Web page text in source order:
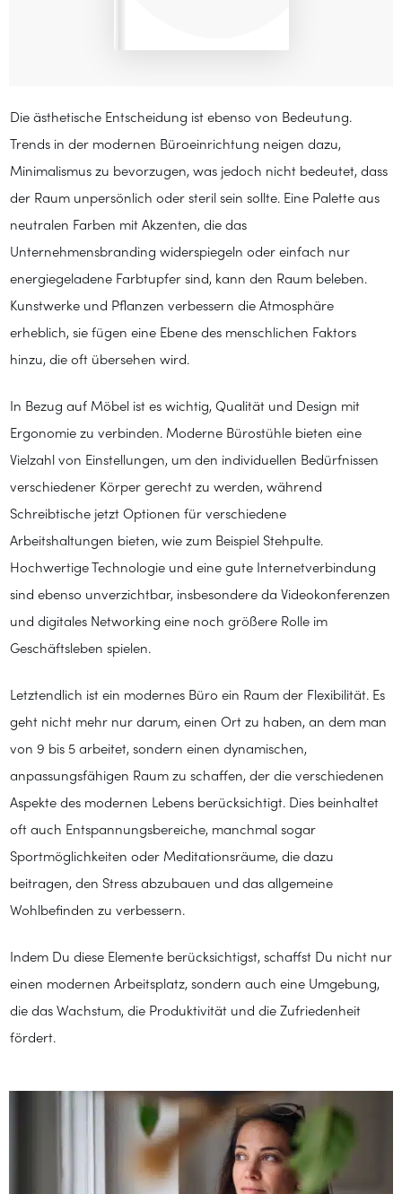
Die ästhetische Entscheidung ist ebenso von Bedeutung.
Trends in der modernen Büroeinrichtung neigen dazu,
Minimalismus zu bevorzugen, was jedoch nicht bedeutet, dass
der Raum unpersönlich oder steril sein sollte. Eine Palette aus
neutralen Farben mit Akzenten, die das
Unternehmensbranding widerspiegeln oder einfach nur
energiegeladene Farbtupfer sind, kann den Raum beleben.
Kunstwerke und Pflanzen verbessern die Atmosphäre
erheblich, sie fügen eine Ebene des menschlichen Faktors
hinzu, die oft übersehen wird.
In Bezug auf Möbel ist es wichtig, Qualität und Design mit
Ergonomie zu verbinden. Moderne Bürostühle bieten eine
Vielzahl von Einstellungen, um den individuellen Bedürfnissen
verschiedener Körper gerecht zu werden, während
Schreibtische jetzt Optionen für verschiedene
Arbeitshaltungen bieten, wie zum Beispiel Stehpulte.
Hochwertige Technologie und eine gute Internetverbindung
sind ebenso unverzichtbar, insbesondere da Videokonferenzen
und digitales Networking eine noch größere Rolle im
Geschäftsleben spielen.
Letztendlich ist ein modernes Büro ein Raum der Flexibilität. Es
geht nicht mehr nur darum, einen Ort zu haben, an dem man
von 9 bis 5 arbeitet, sondern einen dynamischen,
anpassungsfähigen Raum zu schaffen, der die verschiedenen
Aspekte des modernen Lebens berücksichtigt. Dies beinhaltet
oft auch Entspannungsbereiche, manchmal sogar
Sportmöglichkeiten oder Meditationsräume, die dazu
beitragen, den Stress abzubauen und das allgemeine
Wohlbefinden zu verbessern.
Indem Du diese Elemente berücksichtigst, schaffst Du nicht nur
einen modernen Arbeitsplatz, sondern auch eine Umgebung,
die das Wachstum, die Produktivität und die Zufriedenheit
fördert.